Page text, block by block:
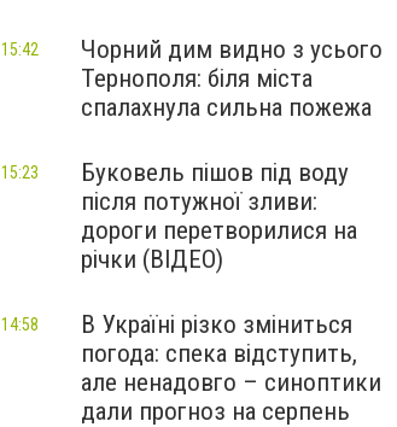
Чорний дим видно з усього
Тернополя: біля міста
спалахнула сильна пожежа
15:42
Буковель пішов під воду
після потужної зливи:
дороги перетворилися на
річки (ВІДЕО)
15:23
В Україні різко зміниться
погода: спека відступить,
але ненадовго – синоптики
дали прогноз на серпень
14:58